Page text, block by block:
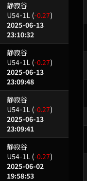
静寂谷
U54-1L (-0.27)
2025-06-13
23:10:32
静寂谷
U54-1L (-0.27)
2025-06-13
23:09:48
静寂谷
U54-1L (-0.27)
2025-06-13
23:09:41
静寂谷
U54-1L (-0.27)
2025-06-02
19:58:53